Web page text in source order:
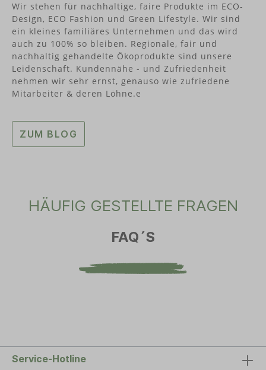
Wir stehen für nachhaltige, faire Produkte im ECO-
Design, ECO Fashion und Green Lifestyle. Wir sind
ein kleines familiäres Unternehmen und das wird
auch zu 100% so bleiben. Regionale, fair und
nachhaltig gehandelte Ökoprodukte sind unsere
Leidenschaft. Kundennähe - und Zufriedenheit
nehmen wir sehr ernst, genauso wie zufriedene
Mitarbeiter & deren Löhne.e
ZUM BLOG
HÄUFIG GESTELLTE FRAGEN
FAQ´S
Service-Hotline